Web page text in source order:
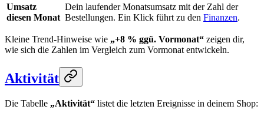
Umsatz
diesen Monat
Dein laufender Monatsumsatz mit der Zahl der
Bestellungen. Ein Klick führt zu den Finanzen.
Kleine Trend-Hinweise wie „+8 % ggü. Vormonat“ zeigen dir,
wie sich die Zahlen im Vergleich zum Vormonat entwickeln.
Aktivität
Die Tabelle „Aktivität“ listet die letzten Ereignisse in deinem Shop: